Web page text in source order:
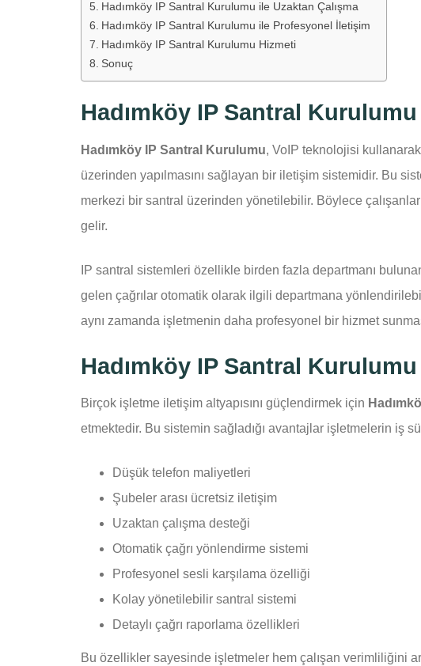
Hadımköy IP Santral Kurulumu ile Uzaktan Çalışma
Hadımköy IP Santral Kurulumu ile Profesyonel İletişim
Hadımköy IP Santral Kurulumu Hizmeti
Sonuç
Hadımköy IP Santral
Hadımköy IP Santral Kurulumu, VoIP teknolojisi
üzerinden yapılmasını sağlayan bir iletişim sistemidir. Bu
merkezi bir santral üzerinden yönetilebilir. Böylece
gelir.
IP santral sistemleri özellikle birden fazla departmanı
gelen çağrılar otomatik olarak ilgili departmana
aynı zamanda işletmenin daha profesyonel bir hizmet
Hadımköy IP Santral Kurulumu
Birçok işletme iletişim altyapısını güçlendirmek için
etmektedir. Bu sistemin sağladığı avantajlar işletmelerin iş
Düşük telefon maliyetleri
Şubeler arası ücretsiz iletişim
Uzaktan çalışma desteği
Otomatik çağrı yönlendirme sistemi
Profesyonel sesli karşılama özelliği
Kolay yönetilebilir santral sistemi
Detaylı çağrı raporlama özellikleri
Bu özellikler sayesinde işletmeler hem çalışan verimliliğini